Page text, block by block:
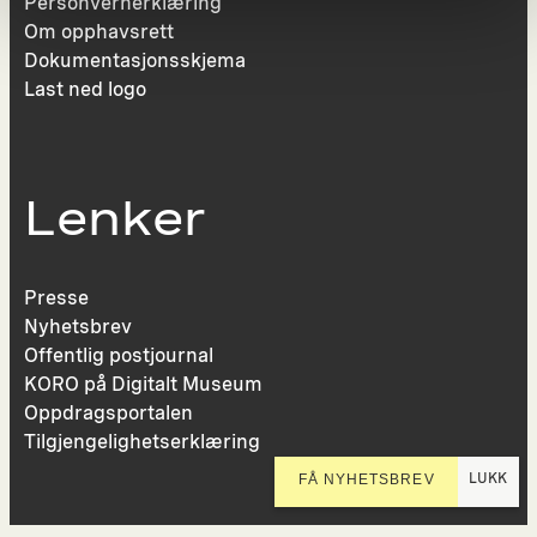
Om opphavsrett
Dokumentasjonsskjema
Last ned logo
Lenker
Presse
Nyhetsbrev
Offentlig postjournal
KORO på Digitalt Museum
Oppdragsportalen
Tilgjengelighetserklæring
FÅ NYHETSBREV LUKK